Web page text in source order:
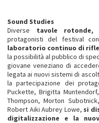
Sound Studies
Diverse tavole
protagonisti del festival
laboratorio continuo di
la possibilità al pubblico di
giovane veneziano di
legata ai nuovi sistemi di
la partecipazione dei
Puckette, Brigitta
Thompson, Morton
Robert Aiki Aubrey Lowe, si
digitalizzazione e la